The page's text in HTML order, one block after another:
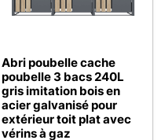
Abri poubelle cache
poubelle 3 bacs 240L
gris imitation bois en
acier galvanisé pour
extérieur toit plat avec
vérins à gaz